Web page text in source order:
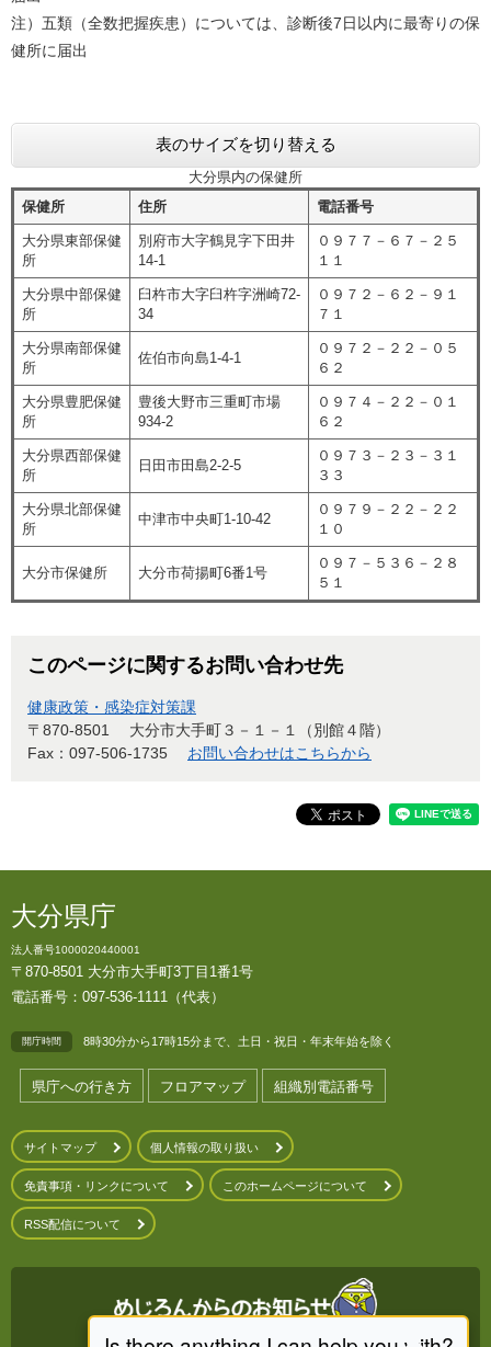
注）五類（全数把握疾患）については、診断後7日以内に最寄りの保
健所に届出
表のサイズを切り替える
大分県内の保健所
保健所
住所 電話番号
大分県東部保健
所
別府市大字鶴見字下田井
14-1
０９７７－６７－２５
１１
大分県中部保健
所
臼杵市大字臼杵字洲崎72-
34
０９７２－６２－９１
７１
大分県南部保健
所
佐伯市向島1-4-1
０９７２－２２－０５
６２
大分県豊肥保健
所
豊後大野市三重町市場
934-2
０９７４－２２－０１
６２
大分県西部保健
所
日田市田島2-2-5
０９７３－２３－３１
３３
大分県北部保健
所
中津市中央町1-10-42
０９７９－２２－２２
１０
大分市保健所 大分市荷揚町6番1号
０９７－５３６－２８
５１
このページに関するお問い合わせ先
健康政策・感染症対策課
〒870-8501
大分市大手町３－１－１（別館４階）
Fax：097-506-1735
お問い合わせはこちらから
大分県庁
法人番号1000020440001
〒870-8501 大分市大手町3丁目1番1号
電話番号：097-536-1111（代表）
開庁時間 8時30分から17時15分まで、土日・祝日・年末年始を除く
県庁への行き方 フロアマップ 組織別電話番号
サイトマップ 個人情報の取り扱い
免責事項・リンクについて このホームページについて
RSS配信について